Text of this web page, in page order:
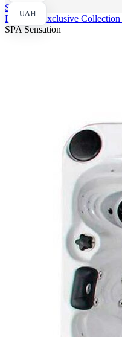
UAH
Search
Головна
Exclusive Collection
SPA Sensation